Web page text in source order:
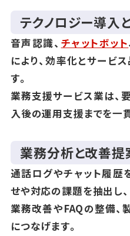
テクノロジー導入
音声認識、 チャットボット
により、効率化とサービ
す。
業務支援サービス業は、
入後の運用支援までを一
業務分析と改善提
通話ログやチャット履歴
せや対応の課題を抽出し、
業務改善やFAQの整備、
につなげます。